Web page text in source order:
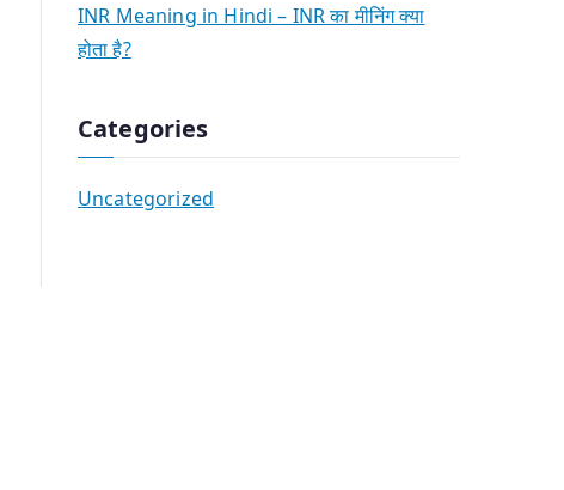
INR Meaning in Hindi – INR का मीनिंग क्या
होता है?
Categories
Uncategorized